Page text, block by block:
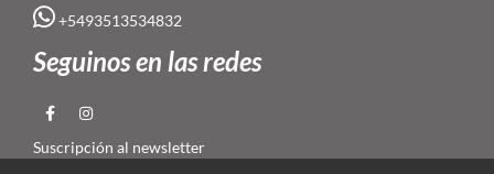
+5493513534832
Seguinos en las redes
Suscripción al newsletter